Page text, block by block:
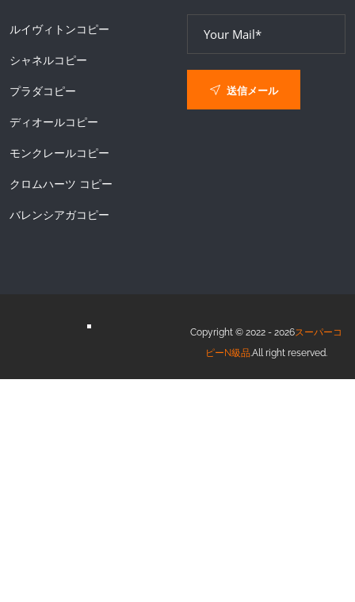
ルイヴィトンコピー
シャネルコピー
プラダコピー
ディオールコピー
モンクレールコピー
クロムハーツ コピー
バレンシアガコピー
送信メール
Copyright © 2022 - 2026スーパーコ
ピーN級品.All right reserved.